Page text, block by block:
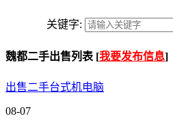
关键字:
魏都二手出售列表 [我要发布信息]
出售二手台式机电脑
08-07